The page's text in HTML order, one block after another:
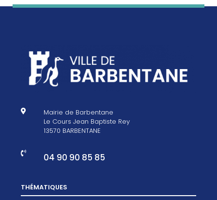

Mairie de Barbentane
Le Cours Jean Baptiste Rey
13570 BARBENTANE
 04 90 90 85 85
THÉMATIQUES